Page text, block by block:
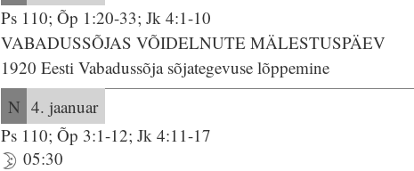
Ps 110; Õp 1:20-33; Jk 4:1-10
VABADUSSÕJAS VÕIDELNUTE MÄLESTUSPÄEV
1920 Eesti Vabadussõja sõjategevuse lõppemine
N 4. jaanuar
Ps 110; Õp 3:1-12; Jk 4:11-17
05:30